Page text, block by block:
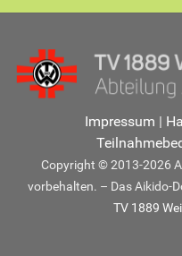
Impressum |
Copyright © 2013-2026
vorbehalten. – Das Aikido-
TV 1889